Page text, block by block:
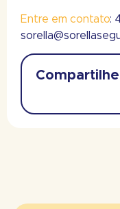
Entre em contato:
Compartilhe